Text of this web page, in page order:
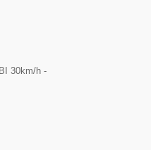
30km/h -